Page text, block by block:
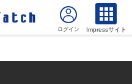
Impressサイト